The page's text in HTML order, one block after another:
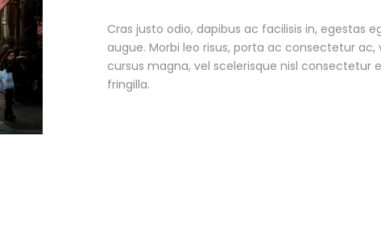
Cras justo odio, dapibus ac facilisis in, egestas
augue. Morbi leo risus, porta ac consectetur
cursus magna, vel scelerisque nisl
fringilla.